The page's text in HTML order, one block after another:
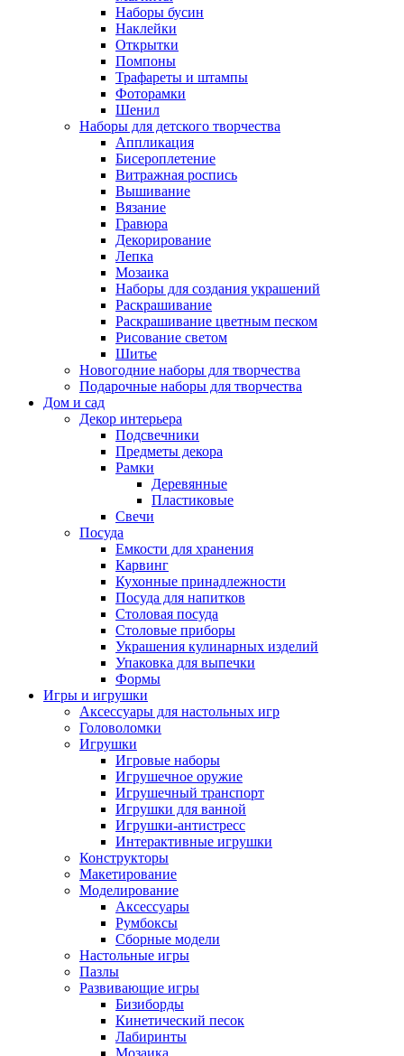
Наборы бусин
Наклейки
Открытки
Помпоны
Трафареты и штампы
Фоторамки
Шенил
Наборы для детского творчества
Аппликация
Бисероплетение
Витражная роспись
Вышивание
Вязание
Гравюра
Декорирование
Лепка
Мозаика
Наборы для создания украшений
Раскрашивание
Раскрашивание цветным песком
Рисование светом
Шитье
Новогодние наборы для творчества
Подарочные наборы для творчества
Дом и сад
Декор интерьера
Подсвечники
Предметы декора
Рамки
Деревянные
Пластиковые
Свечи
Посуда
Емкости для хранения
Карвинг
Кухонные принадлежности
Посуда для напитков
Столовая посуда
Столовые приборы
Украшения кулинарных изделий
Упаковка для выпечки
Формы
Игры и игрушки
Аксессуары для настольных игр
Головоломки
Игрушки
Игровые наборы
Игрушечное оружие
Игрушечный транспорт
Игрушки для ванной
Игрушки-антистресс
Интерактивные игрушки
Конструкторы
Макетирование
Моделирование
Аксессуары
Румбоксы
Сборные модели
Настольные игры
Пазлы
Развивающие игры
Бизиборды
Кинетический песок
Лабиринты
Мозаика